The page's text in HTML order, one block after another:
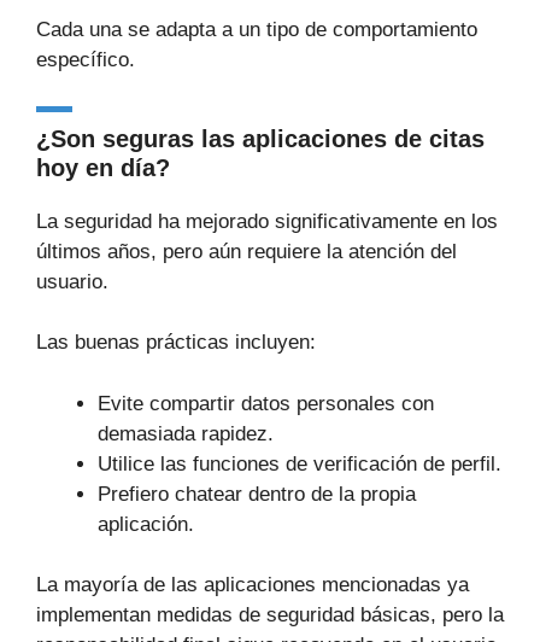
Cada una se adapta a un tipo de comportamiento
específico.
¿Son seguras las aplicaciones de citas
hoy en día?
La seguridad ha mejorado significativamente en los
últimos años, pero aún requiere la atención del
usuario.
Las buenas prácticas incluyen:
Evite compartir datos personales con
demasiada rapidez.
Utilice las funciones de verificación de perfil.
Prefiero chatear dentro de la propia
aplicación.
La mayoría de las aplicaciones mencionadas ya
implementan medidas de seguridad básicas, pero la